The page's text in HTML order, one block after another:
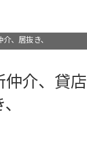
、居抜き、
介、貸店